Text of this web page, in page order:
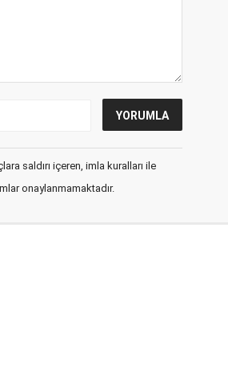
saldırı içeren, imla kuralları ile
onaylanmamaktadır.